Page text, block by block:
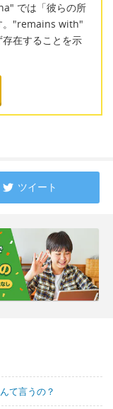
では「彼らの所
。"remains with"
在することを示
ツイート
て言うの？